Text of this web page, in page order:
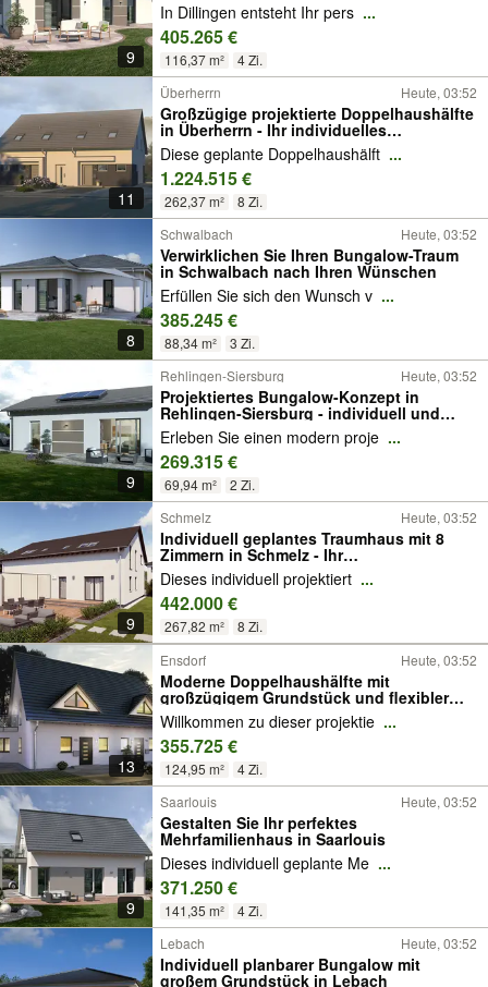
9
In Dillingen entsteht Ihr pers ...
405.265 €
116,37 m² 4 Zi.
11
Überherrn Heute, 03:52
Großzügige projektierte Doppelhaushälfte
in Überherrn - Ihr individuelles
Familienzuhause
Diese geplante Doppelhaushälft ...
1.224.515 €
262,37 m² 8 Zi.
8
Schwalbach Heute, 03:52
Verwirklichen Sie Ihren Bungalow-Traum
in Schwalbach nach Ihren Wünschen
Erfüllen Sie sich den Wunsch v ...
385.245 €
88,34 m² 3 Zi.
9
Rehlingen-Siersburg Heute, 03:52
Projektiertes Bungalow-Konzept in
Rehlingen-Siersburg - individuell und
zukunftssicher
Erleben Sie einen modern proje ...
269.315 €
69,94 m² 2 Zi.
9
Schmelz Heute, 03:52
Individuell geplantes Traumhaus mit 8
Zimmern in Schmelz - Ihr
maßgeschneidertes Fertighaus
Dieses individuell projektiert ...
442.000 €
267,82 m² 8 Zi.
13
Ensdorf Heute, 03:52
Moderne Doppelhaushälfte mit
großzügigem Grundstück und flexibler
Ausstattung in Ensdorf
Willkommen zu dieser projektie ...
355.725 €
124,95 m² 4 Zi.
9
Saarlouis Heute, 03:52
Gestalten Sie Ihr perfektes
Mehrfamilienhaus in Saarlouis
Dieses individuell geplante Me ...
371.250 €
141,35 m²
4 Zi.
Lebach
Heute, 03:52
Individuell planbarer Bungalow mit
großem Grundstück in Lebach